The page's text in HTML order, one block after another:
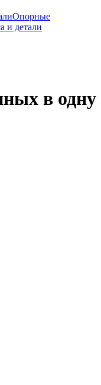
Опорные
и детали
в одну